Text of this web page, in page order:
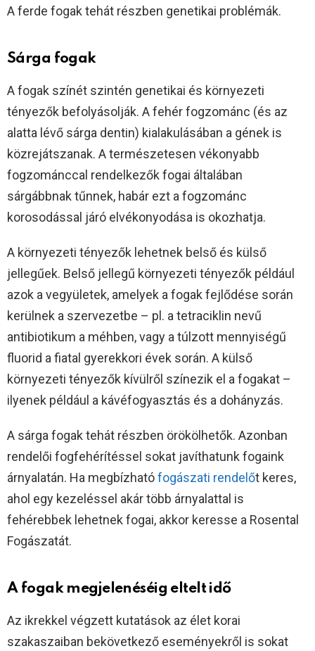
A ferde fogak tehát részben genetikai problémák.
Sárga fogak
A fogak színét szintén genetikai és környezeti
tényezők befolyásolják. A fehér fogzománc (és az
alatta lévő sárga dentin) kialakulásában a gének is
közrejátszanak. A természetesen vékonyabb
fogzománccal rendelkezők fogai általában
sárgábbnak tűnnek, habár ezt a fogzománc
korosodással járó elvékonyodása is okozhatja.
A környezeti tényezők lehetnek belső és külső
jellegűek. Belső jellegű környezeti tényezők például
azok a vegyületek, amelyek a fogak fejlődése során
kerülnek a szervezetbe – pl. a tetraciklin nevű
antibiotikum a méhben, vagy a túlzott mennyiségű
fluorid a fiatal gyerekkori évek során. A külső
környezeti tényezők kívülről színezik el a fogakat –
ilyenek például a kávéfogyasztás és a dohányzás.
A sárga fogak tehát részben örökölhetők. Azonban
rendelői fogfehérítéssel sokat javíthatunk fogaink
árnyalatán. Ha megbízhatófogászati rendelőt keres,
ahol egy kezeléssel akár több árnyalattal is
fehérebbek lehetnek fogai, akkor keresse a Rosental
Fogászatát.
A fogak megjelenéséig eltelt idő
Az ikrekkel végzett kutatások az élet korai
szakaszaiban bekövetkező eseményekről is sokat